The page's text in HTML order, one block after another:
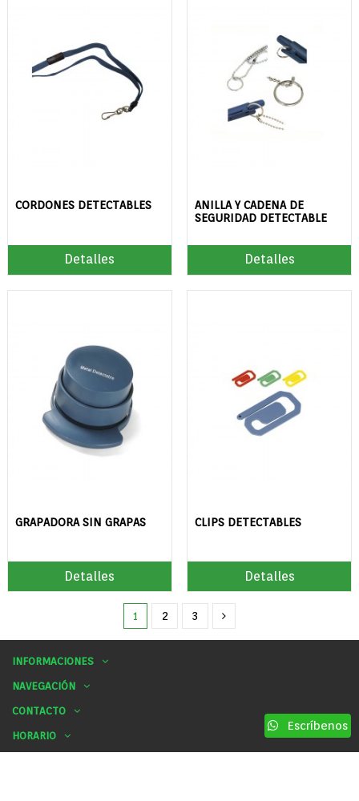
CORDONES DETECTABLES
Detalles
ANILLA Y CADENA DE
SEGURIDAD DETECTABLE
Detalles
GRAPADORA SIN GRAPAS
Detalles
CLIPS DETECTABLES
Detalles
1 2 3
INFORMACIONES
NAVEGACIÓN
CONTACTO
HORARIO
Escríbenos